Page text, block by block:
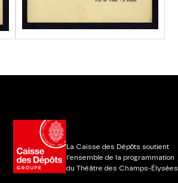
La Caisse des Dépôts soutient
l'ensemble de la programmation
du Théâtre des Champs-Élysées